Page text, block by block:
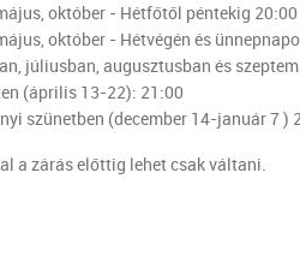
október - Hétfőtől péntekig 20:00
október - Hétvégén és
júliusban, augusztusban és
(április 13-22): 21:00
szünetben (december 14-január 7 )
a zárás előttig lehet csak váltani.